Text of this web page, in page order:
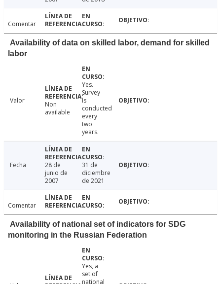
Comentar
Availability of data on skilled labor, demand for skilled
labor
Valor
Non
available
Yes.
Survey
is
conducted
every
two
years.
Fecha
28 de
junio de
2007
31 de
diciembre
de 2021
Comentar
Availability of national set of indicators for SDG
monitoring in the Russian Federation
Yes, a
set of
national